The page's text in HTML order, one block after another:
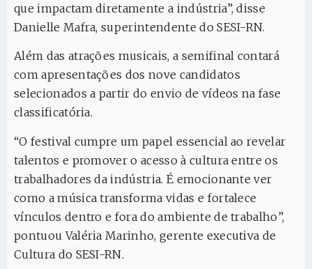
que impactam diretamente a indústria”, disse
Danielle Mafra, superintendente do SESI-RN.
Além das atrações musicais, a semifinal contará
com apresentações dos nove candidatos
selecionados a partir do envio de vídeos na fase
classificatória.
“O festival cumpre um papel essencial ao revelar
talentos e promover o acesso à cultura entre os
trabalhadores da indústria. É emocionante ver
como a música transforma vidas e fortalece
vínculos dentro e fora do ambiente de trabalho”,
pontuou Valéria Marinho, gerente executiva de
Cultura do SESI-RN.